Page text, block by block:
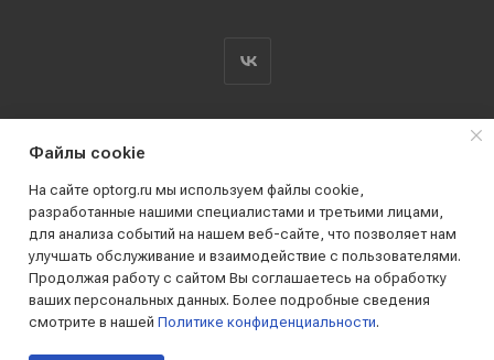
2019 - 2026 © АО КПК "Ставропольстройопторг"
Все права защищены
Файлы cookie
На сайте optorg.ru мы используем файлы cookie,
разработанные нашими специалистами и третьими лицами,
для анализа событий на нашем веб-сайте, что позволяет нам
улучшать обслуживание и взаимодействие с пользователями.
Продолжая работу с сайтом Вы соглашаетесь на обработку
ваших персональных данных. Более подробные сведения
смотрите в нашей Политике конфиденциальности.